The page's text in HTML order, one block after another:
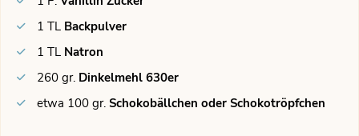
1 TL Backpulver
1 TL Natron
260 gr. Dinkelmehl 630er
etwa 100 gr. Schokobällchen oder Schokotröpfchen